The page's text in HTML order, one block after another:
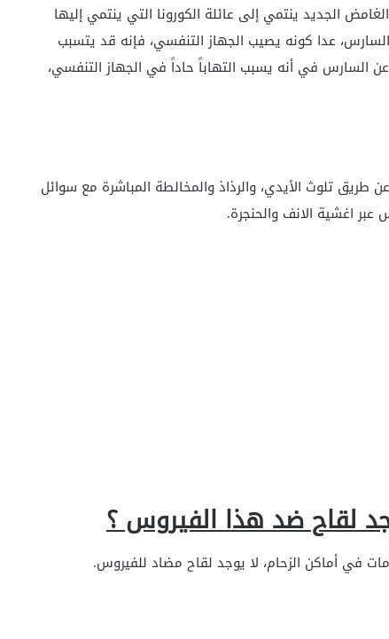
الجديد ينتمي إلى عائلة الكورونا التي ينتمي إليها
عدا كونه يصيب الجهاز التنفسي، فإنه قد يتسبب
السارس في أنه يسبب التهاباً حاداً في الجهاز التنفسي،
تلوث الأيدي، والرذاذ والمخالطة المباشرة مع سوائل
عبر اغشية الانف والحنجرة.
لقاح ضد هذا الفيروس ؟
في أماكن الزحام، لا يوجد لقاح مضاد للفيروس.